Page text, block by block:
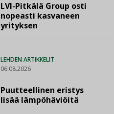
LVI-Pitkälä Group osti
nopeasti kasvaneen
yrityksen
LEHDEN ARTIKKELIT
06.08.2026
Puutteellinen eristys
lisää lämpöhäviöitä